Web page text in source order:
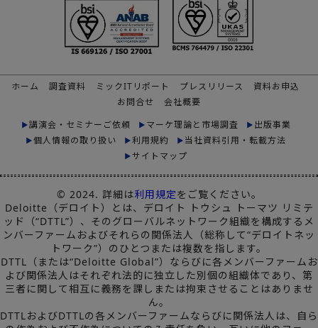
ホーム 調査資料 ミックITリポート プレスリリース
資料お申込
お問合せ
会社概要
講演会・セミナーご依頼
マーケ理論と市場調査
出版事業
個人情報の取り扱い
利用規約
当社資料引用・転載方法
サイトマップ
© 2024. 詳細は利用規定をご覧ください。
Deloitte（デロイト）とは、デロイト トウシュ トーマツ リミテ
ッド（“DTTL”）、そのグローバルネットワーク組織を構成するメ
ンバーファームおよびそれらの関係法人（総称して“デロイトネッ
トワーク”）のひとつまたは複数を指します。
DTTL（または“Deloitte Global”）ならびに各メンバーファームお
よび関係法人はそれぞれ法的に独立した別個の組織体であり、第
三者に関して相互に義務を課しまたは拘束させることはありませ
ん。
DTTLおよびDTTLの各メンバーファームならびに関係法人は、自ら